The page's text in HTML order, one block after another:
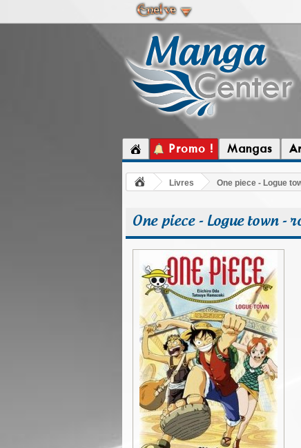
Promo ! Mangas
Livres One piece - Logue
One piece - Logue town -